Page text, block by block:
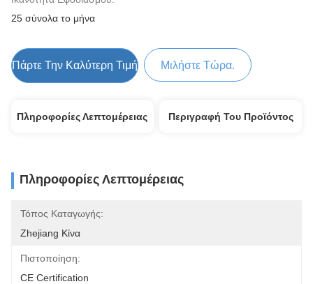
25 σύνολα το μήνα
Πάρτε Την Καλύτερη Τιμή Μιλήστε Τώρα.
Πληροφορίες Λεπτομέρειας Περιγραφή Του Προϊόντος
Πληροφορίες Λεπτομέρειας
Τόπος Καταγωγής:
Zhejiang Κίνα
Πιστοποίηση:
CE Certification